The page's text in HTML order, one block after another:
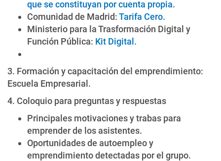
que se constituyan por cuenta propia.
Comunidad de Madrid:Tarifa Cero.
Ministerio para la Trasformación Digital y
Función Pública: Kit Digital.
3. Formación y capacitación del emprendimiento:
Escuela Empresarial.
4. Coloquio para preguntas y respuestas
Principales motivaciones y trabas para
emprender de los asistentes.
Oportunidades de autoempleo y
emprendimiento detectadas por el grupo.